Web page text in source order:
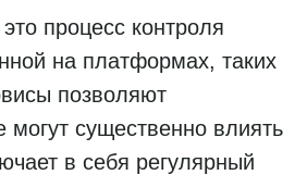
процесс контроля
на платформах, таких
позволяют
могут существенно влиять
в себя регулярный